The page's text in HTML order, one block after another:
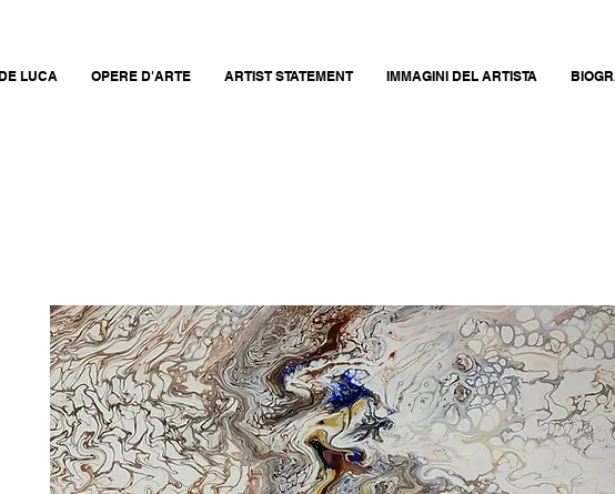
LUCA OPERE D'ARTE ARTIST STATEMENT IMMAGINI DEL ARTISTA